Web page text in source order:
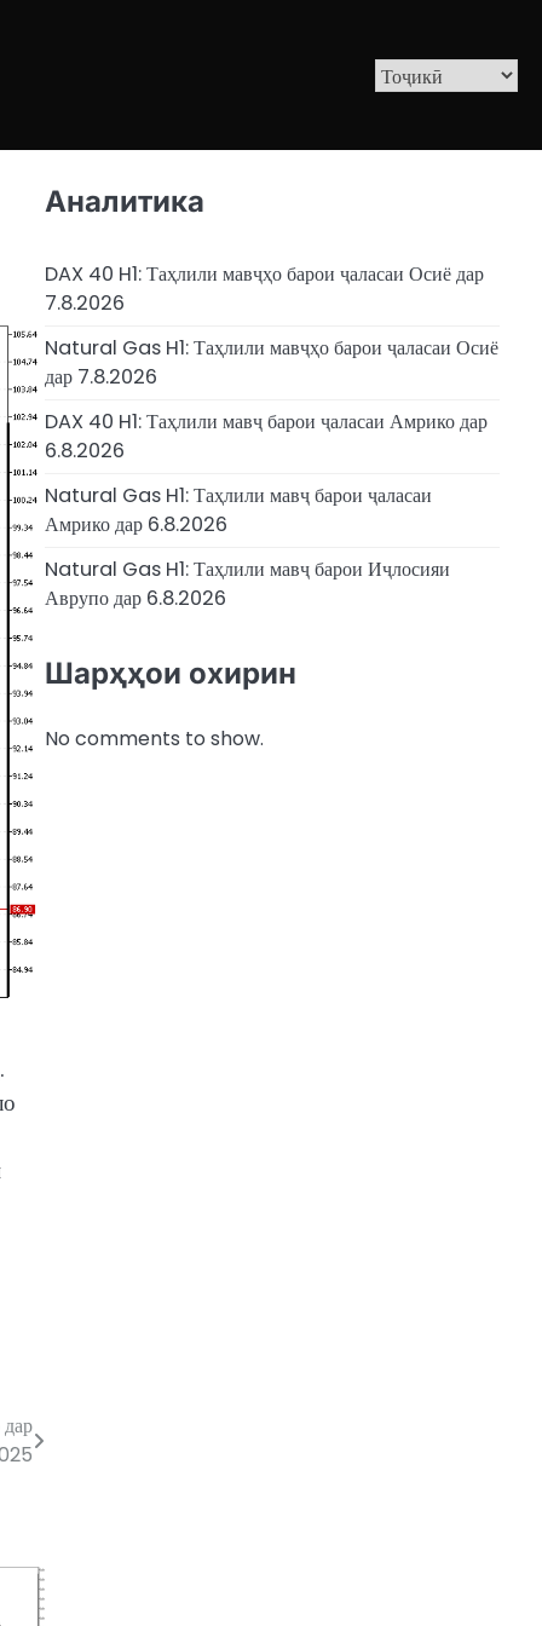
Аналитика
DAX 40 H1: Таҳлили мавҷҳо барои ҷаласаи Осиё дар
7.8.2026
Natural Gas H1: Таҳлили мавҷҳо барои ҷаласаи Осиё
дар 7.8.2026
DAX 40 H1: Таҳлили мавҷ барои ҷаласаи Амрико дар
6.8.2026
Natural Gas H1: Таҳлили мавҷ барои ҷаласаи
Амрико дар 6.8.2026
Natural Gas H1: Таҳлили мавҷ барои Иҷлосияи
Аврупо дар 6.8.2026
Шарҳҳои охирин
No comments to show.